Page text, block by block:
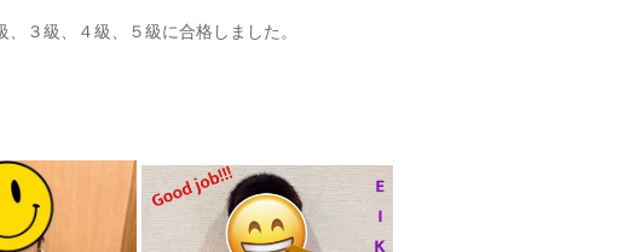
３級、４級、５級に合格しました。